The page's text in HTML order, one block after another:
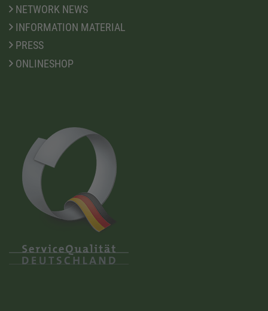
NETWORK NEWS
INFORMATION MATERIAL
PRESS
ONLINESHOP